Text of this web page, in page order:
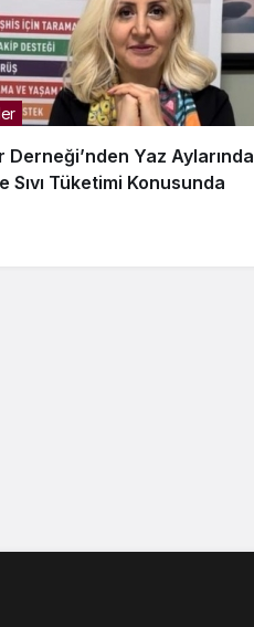
Derneği’nden Yaz Aylarında
Sıvı Tüketimi Konusunda